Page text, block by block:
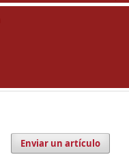
Enviar un artículo